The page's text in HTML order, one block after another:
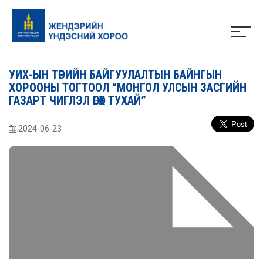
УИХ-ЫН ТӨРИЙН БАЙГУУЛАЛТЫН БАЙНГЫН
ХОРООНЫ ТОГТООЛ “МОНГОЛ УЛСЫН ЗАСГИЙН
ГАЗАРТ ЧИГЛЭЛ ӨГӨХ ТУХАЙ”
2024-06-23